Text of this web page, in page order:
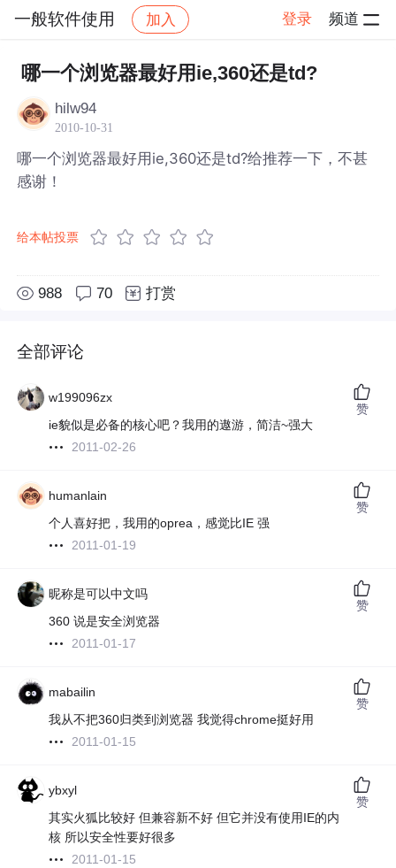
一般软件使用 加入 登录 频道
社区 一般软件使用 帖子详情
哪一个浏览器最好用ie,360还是td?
hilw94
2010-10-31
哪一个浏览器最好用ie,360还是td?给推荐一下，不甚
感谢！
给本帖投票
988 70 打赏
全部评论
w199096zx
ie貌似是必备的核心吧？我用的遨游，简洁~强大
2011-02-26
赞
humanlain
个人喜好把，我用的oprea，感觉比IE 强
2011-01-19
赞
昵称是可以中文吗
360 说是安全浏览器
2011-01-17
赞
mabailin
我从不把360归类到浏览器 我觉得chrome挺好用
2011-01-15
赞
ybxyl
其实火狐比较好 但兼容新不好 但它并没有使用IE的内
核 所以安全性要好很多
2011-01-15
赞